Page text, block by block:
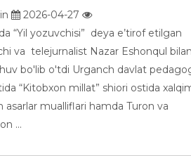
2026-04-27
“Yil yozuvchisi” deya e’tirof etilgan
va telejurnalist Nazar Eshonqul
bo'lib o'tdi Urganch davlat
“Kitobxon millat” shiori ostida
asarlar mualliflari hamda Turon va
...